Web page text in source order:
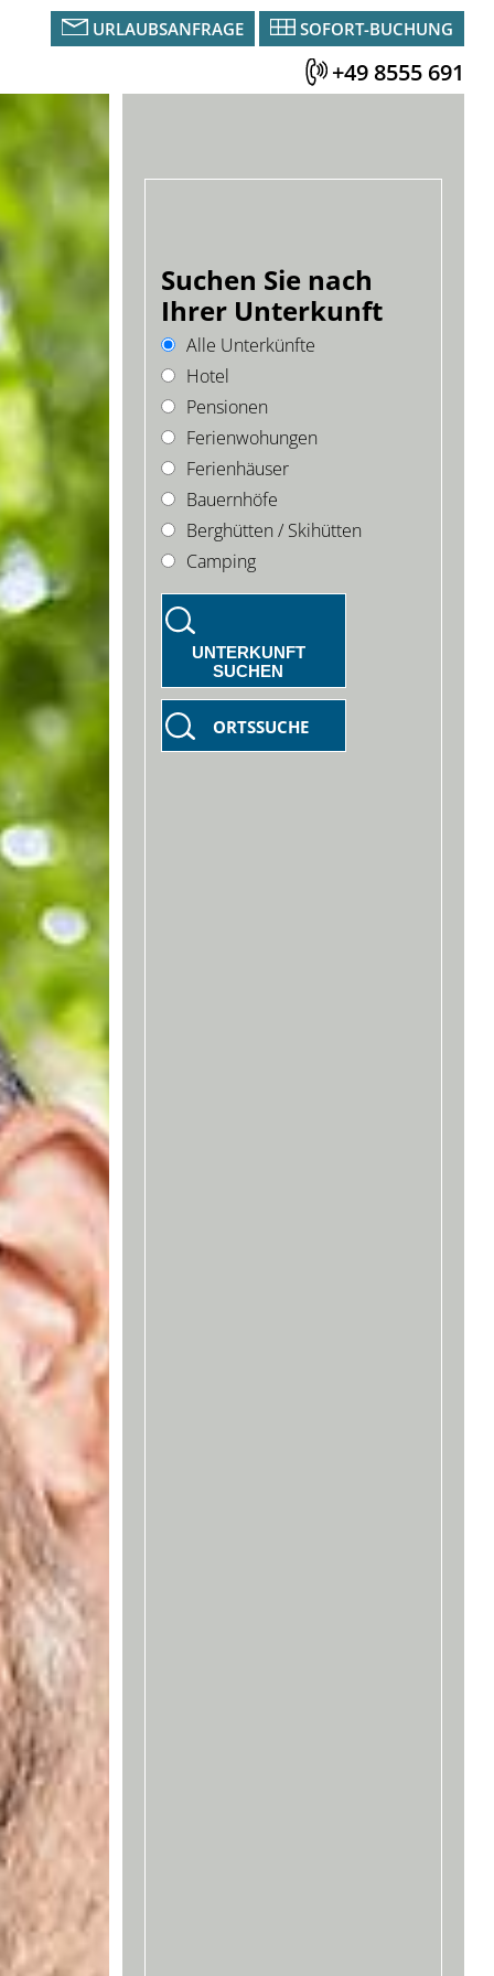
URLAUBSANFRAGE SOFORT-BUCHUNG
+49 8555 691
Suchen Sie nach
Ihrer Unterkunft
Alle Unterkünfte
Hotel
Pensionen
Ferienwohungen
Ferienhäuser
Bauernhöfe
Berghütten / Skihütten
Camping
UNTERKUNFT
SUCHEN
ORTSSUCHE